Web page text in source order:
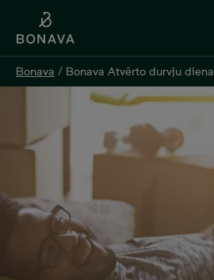
Bonava / Bonava Atvērto durvju diena